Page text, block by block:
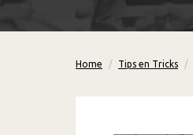
Home Tips en Tricks